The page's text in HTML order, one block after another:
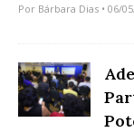
Por Bárbara Dias • 06/